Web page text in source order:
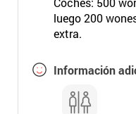
luego 200
extra.
Información